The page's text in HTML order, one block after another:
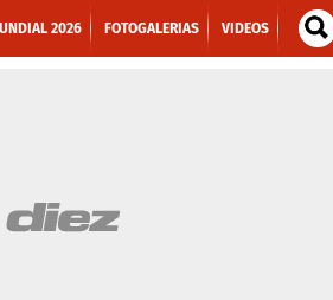
2026 FOTOGALERIAS VIDEOS